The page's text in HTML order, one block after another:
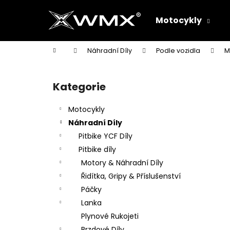
Motocykly
Domů Náhradní Díly Podle vozidla
Přeskočit
kategorie
Kategorie
Motocykly
Náhradní Díly
Pitbike YCF Díly
Pitbike díly
Motory & Náhradní Díly
Řidítka, Gripy & Příslušenství
Páčky
Lanka
Plynové Rukojeti
í
Zpět
do
Zpět
do